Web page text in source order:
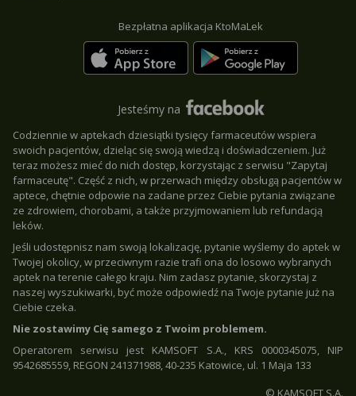
Bezpłatna aplikacja KtoMaLek
Jesteśmy na
Codziennie w aptekach dziesiątki tysięcy farmaceutów wspiera
swoich pacjentów, dzieląc się swoją wiedzą i doświadczeniem. Już
teraz możesz mieć do nich dostęp, korzystając z serwisu "Zapytaj
farmaceutę". Część z nich, w przerwach między obsługą pacjentów w
aptece, chętnie odpowie na zadane przez Ciebie pytania związane
ze zdrowiem, chorobami, a także przyjmowaniem lub refundacją
leków.
Jeśli udostępnisz nam swoją lokalizację, pytanie wyślemy do aptek w
Twojej okolicy, w przeciwnym razie trafi ona do losowo wybranych
aptek na terenie całego kraju. Nim zadasz pytanie, skorzystaj z
naszej wyszukiwarki, być może odpowiedź na Twoje pytanie już na
Ciebie czeka.
Nie zostawimy Cię samego z Twoim problemem.
Operatorem serwisu jest KAMSOFT S.A., KRS 0000345075, NIP
9542685559, REGON 241371988, 40-235 Katowice, ul. 1 Maja 133
© KAMSOFT S.A.